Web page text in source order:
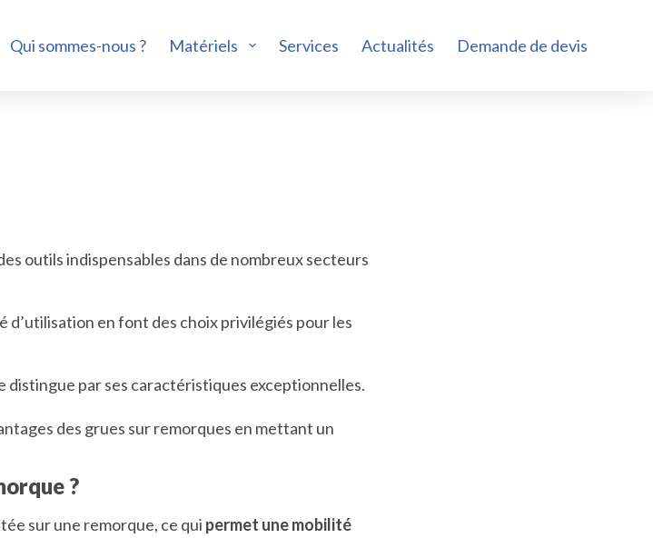
Qui sommes-nous ? Matériels Services Actualités Demande de devis
outils indispensables dans de nombreux secteurs
en font des choix privilégiés pour les
distingue par ses caractéristiques exceptionnelles.
des grues sur remorques en mettant un
?
sur une remorque, ce qui permet une mobilité